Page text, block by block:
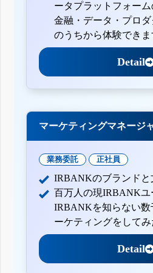
ータプラットフォーム
金融・データ・プロ
のうちから体験できま
Detail
マーケティングマネージ
業務委託 正社員
IRBANKのブランドと
百万人の現IRBANKユ
IRBANKを知らない数
ーケティングをしてみ
Detail